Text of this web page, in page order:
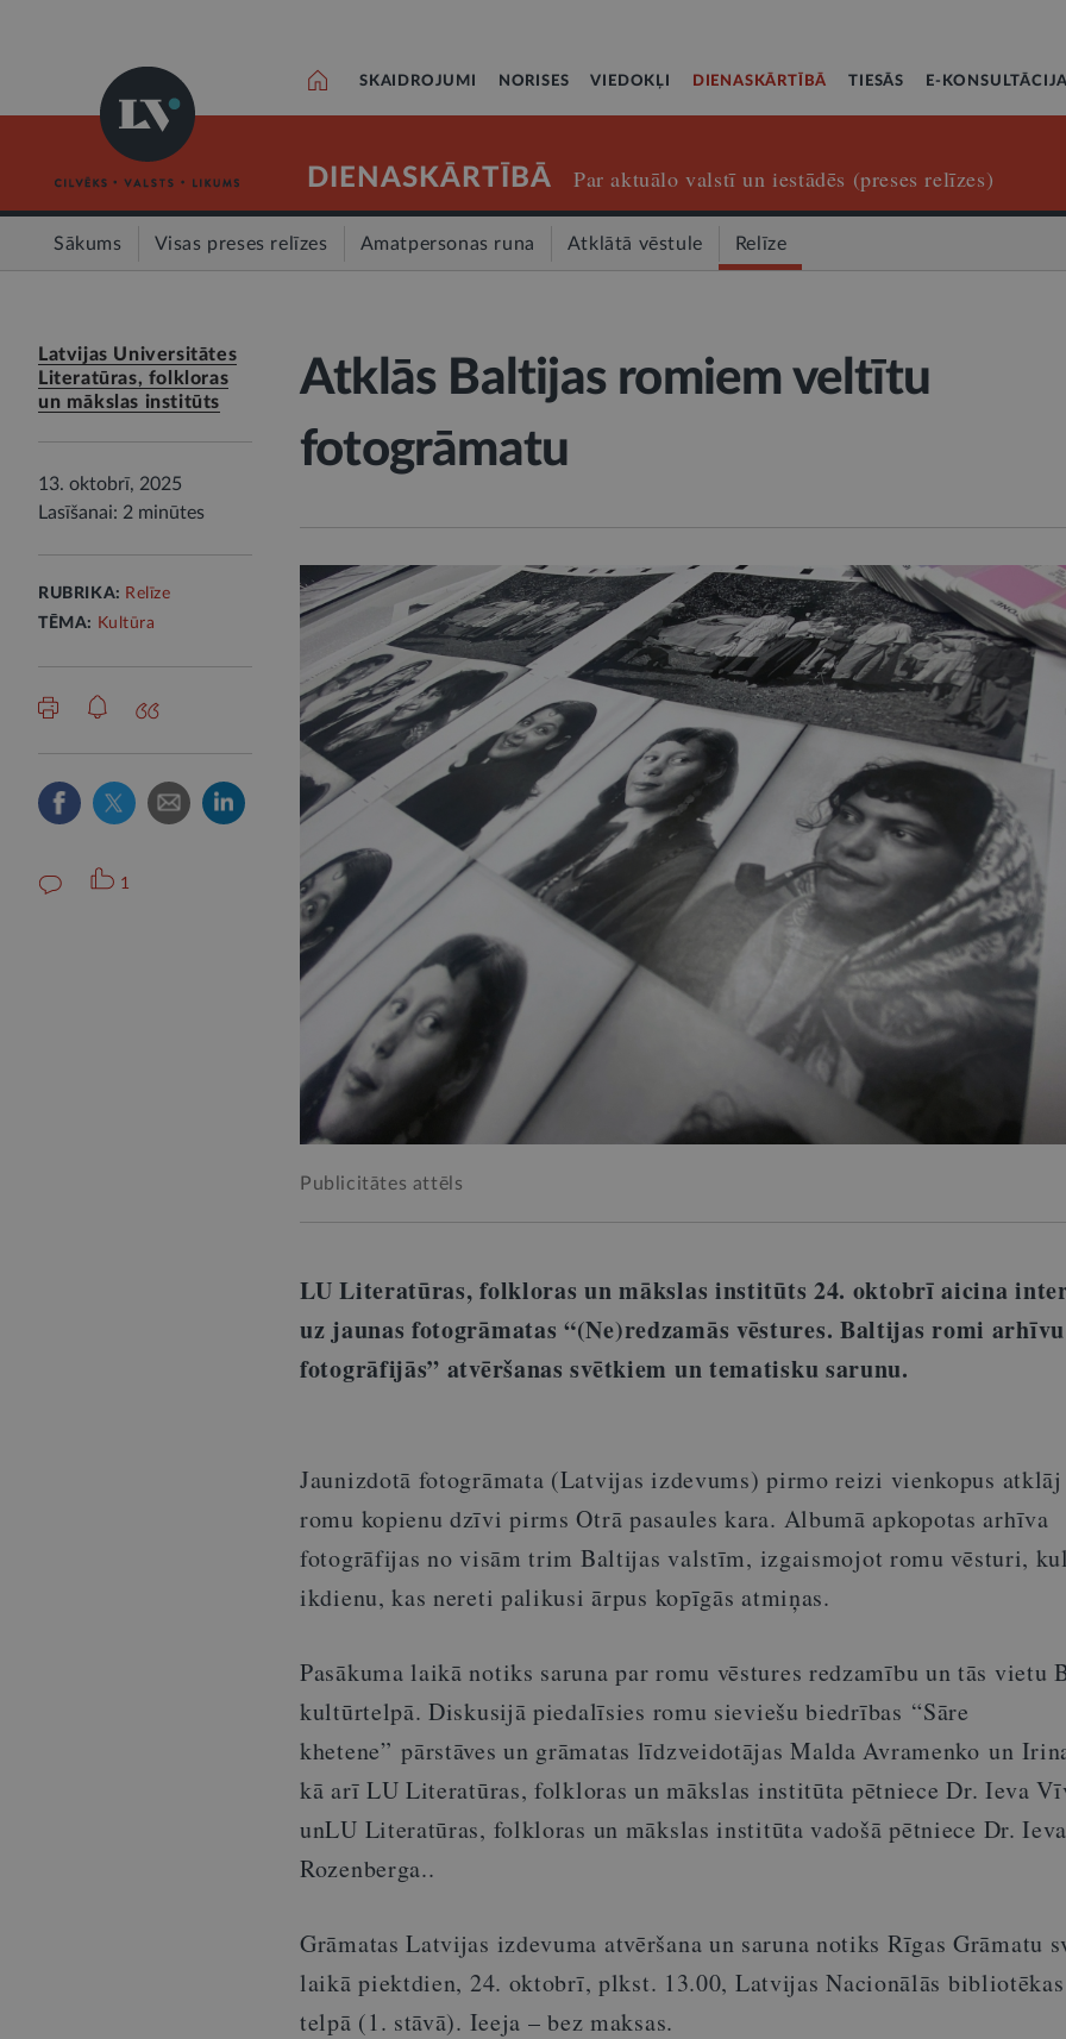
SKAIDROJUMI NORISES VIEDOKĻI DIENASKĀRTĪBĀ TIESĀS E-
DIENASKĀRTĪBĀ Par aktuālo valstī un iestādēs (preses relīzes)
Sākums Visas preses relīzes Amatpersonas runa Atklātā vēstule Relīze
Latvijas Universitātes
Literatūras, folkloras
un mākslas institūts
13. oktobrī, 2025
Lasīšanai: 2 minūtes
RUBRIKA: Relīze
TĒMA: Kultūra
1
Atklās Baltijas romiem veltītu
fotogrāmatu
Publicitātes attēls
LU Literatūras, folkloras un mākslas institūts 24. oktobrī aicina
uz jaunas fotogrāmatas “(Ne)redzamās vēstures. Baltijas romi arhīvu
fotogrāfijās” atvēršanas svētkiem un tematisku sarunu.
Jaunizdotā fotogrāmata (Latvijas izdevums) pirmo reizi vienkopus
romu kopienu dzīvi pirms Otrā pasaules kara. Albumā apkopotas arhīva
fotogrāfijas no visām trim Baltijas valstīm, izgaismojot romu vēsturi,
ikdienu, kas nereti palikusi ārpus kopīgās atmiņas.
Pasākuma laikā notiks saruna par romu vēstures redzamību un tās vietu
kultūrtelpā. Diskusijā piedalīsies romu sieviešu biedrības “Sāre
khetene” pārstāves un grāmatas līdzveidotājas Malda Avramenko un
kā arī LU Literatūras, folkloras un mākslas institūta pētniece Dr. Ieva
unLU Literatūras, folkloras un mākslas institūta vadošā pētniece Dr.
Rozenberga..
Grāmatas Latvijas izdevuma atvēršana un saruna notiks Rīgas Grāmatu
laikā piektdien, 24. oktobrī, plkst. 13.00, Latvijas Nacionālās
telpā (1. stāvā). Ieeja – bez maksas.